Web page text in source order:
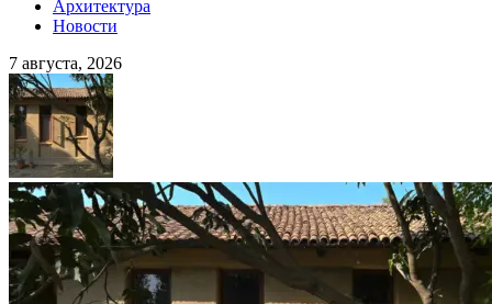
Архитектура
Новости
7 августа, 2026